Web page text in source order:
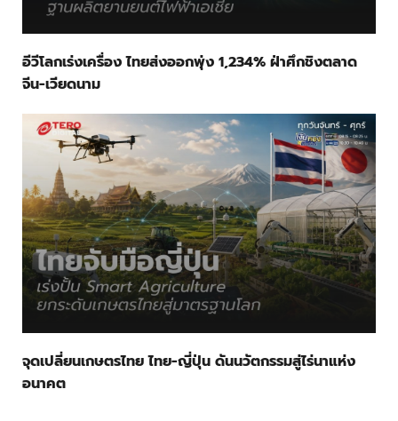
อีวีโลกเร่งเครื่อง ไทยส่งออกพุ่ง 1,234% ฝ่าศึกชิงตลาด
จีน-เวียดนาม
จุดเปลี่ยนเกษตรไทย ไทย-ญี่ปุ่น ดันนวัตกรรมสู่ไร่นาแห่ง
อนาคต